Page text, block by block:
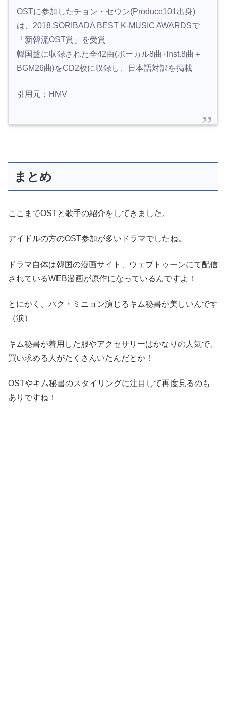
OSTに参加したチョン・セウン(Produce101出身)
は、2018 SORIBADA BEST K-MUSIC AWARDSで
「新韓流OST賞」を受賞
韓国盤に収録された全42曲(ボーカル8曲+Inst.8曲＋
BGM26曲)をCD2枚に収録し、日本語対訳を掲載
引用元：HMV
まとめ
ここまでOSTと歌手の紹介をしてきました。
アイドルの方のOST参加が多いドラマでしたね。
ドラマ自体は韓国の漫画サイト、ウェブトゥーンにて配信
されているWEB漫画が原作になっているんですよ！
とにかく、パク・ミニョン演じるキム秘書が美しいんです
（涙）
キム秘書が着用した服やアクセサリーはかなりの人気で、
買い求める人がたくさんいたんだとか！
OSTやキム秘書のスタイリングに注目して再度見るのも
ありですね！